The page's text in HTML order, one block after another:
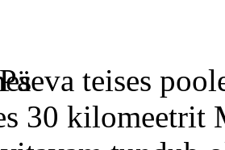
Päeva teises
30 kilomeetrit